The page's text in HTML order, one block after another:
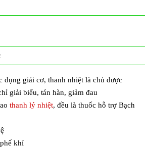
dụng giải cơ, thanh nhiệt là chủ dược
giải biểu, tán hàn, giảm đau
thanh lý nhiệt, đều là thuốc hỗ trợ Bạch
khí